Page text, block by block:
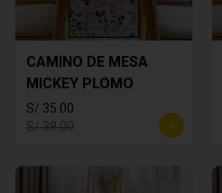
CAMINO DE MESA
MICKEY PLOMO
S/ 35.00
S/ 39.00